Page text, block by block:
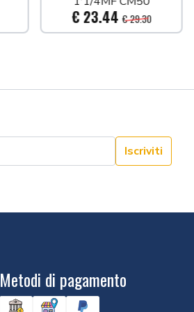
€ 23.44 € 29.30
Iscriviti
Metodi di pagamento